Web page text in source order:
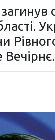
Вечірнє.